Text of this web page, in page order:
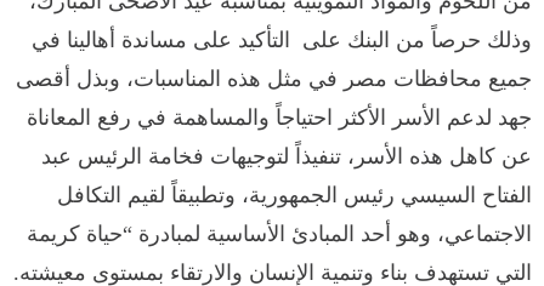
وذلك حرصاً من البنك على التأكيد على مساندة أهالينا في
جميع محافظات مصر في مثل هذه المناسبات، وبذل أقصى
جهد لدعم الأسر الأكثر احتياجاً والمساهمة في رفع المعاناة
عن كاهل هذه الأسر، تنفيذاً لتوجيهات فخامة الرئيس عبد
الفتاح السيسي رئيس الجمهورية، وتطبيقاً لقيم التكافل
الاجتماعي، وهو أحد المبادئ الأساسية لمبادرة “حياة كريمة
التي تستهدف بناء وتنمية الإنسان والارتقاء بمستوى معيشته.